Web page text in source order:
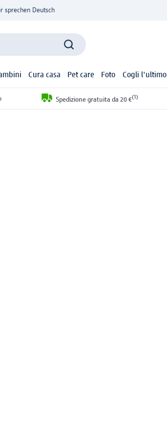
sprechen Deutsch
Cura casa Pet care Foto Cogli l'ultimo
Spedizione gratuita da 20 €(1)